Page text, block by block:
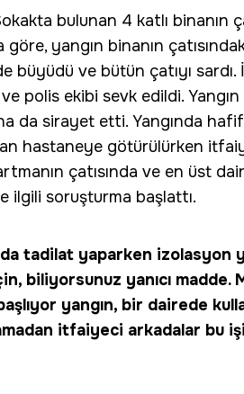
bulunan 4 katlı binanın
göre, yangın binanın
büyüdü ve bütün çatıyı
polis ekibi sevk edildi.
da sirayet etti. Yangında
hastaneye götürülürken
çatısında ve en üst
ilgili soruşturma başlattı.
tadilat yaparken izolasyon
biliyorsunuz yanıcı madde.
yangın, bir dairede
itfaiyeci arkadalar bu